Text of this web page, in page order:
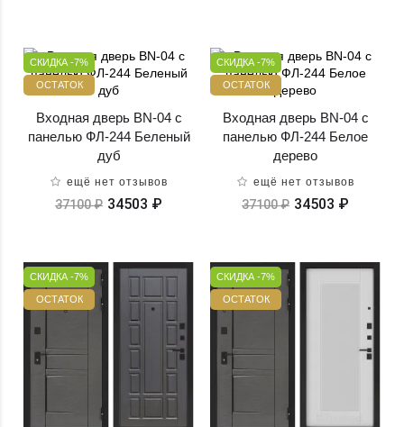
СКИДКА -7%
ОСТАТОК
Входная дверь BN-04 с
панелью ФЛ-244 Беленый
дуб
ещё нет отзывов
37100 ₽ 34503 ₽
СКИДКА -7%
ОСТАТОК
Входная дверь BN-04 с
панелью ФЛ-244 Белое
дерево
ещё нет отзывов
37100 ₽ 34503 ₽
СКИДКА -7%
ОСТАТОК
СКИДКА -7%
ОСТАТОК